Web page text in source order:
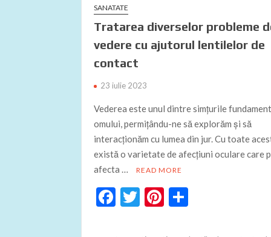
SANATATE
Tratarea diverselor probleme
vedere cu ajutorul lentilelor de
contact
23 iulie 2023
Vederea este unul dintre simțurile
omului, permițându-ne să explorăm și să
interacționăm cu lumea din jur. Cu toate
există o varietate de afecțiuni oculare care
afecta …
READ MORE
F
T
Pi